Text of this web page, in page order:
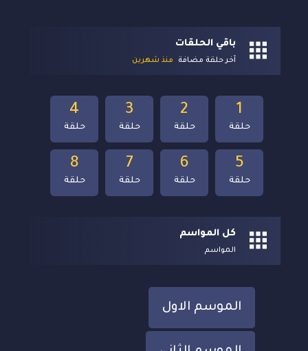
باقي الحلقات
آخر حلقة مضافة منذ شهرين
8
حلقة
7
حلقة
6
حلقة
5
حلقة
4
حلقة
3
حلقة
2
حلقة
1
حلقة
كل المواسم
المواسم
الموسم الاول